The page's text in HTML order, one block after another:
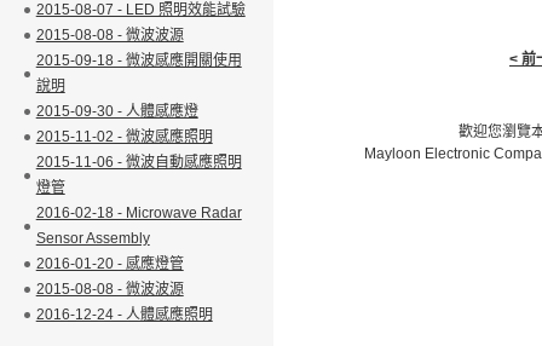
< 前
歡迎您瀏覽
Mayloon Electronic
2015-08-07 - LED 照明效能試驗
2015-08-08 - 微波波源
2015-09-18 - 微波感應開關使用
說明
2015-09-30 - 人體感應燈
2015-11-02 - 微波感應照明
2015-11-06 - 微波自動感應照明
燈管
2016-02-18 - Microwave Radar
Sensor Assembly
2016-01-20 - 感應燈管
2015-08-08 - 微波波源
2016-12-24 - 人體感應照明